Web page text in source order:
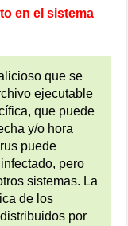
en el sistema
que se
ejecutable
que puede
y/o hora
puede
pero
sistemas. La
de los
por